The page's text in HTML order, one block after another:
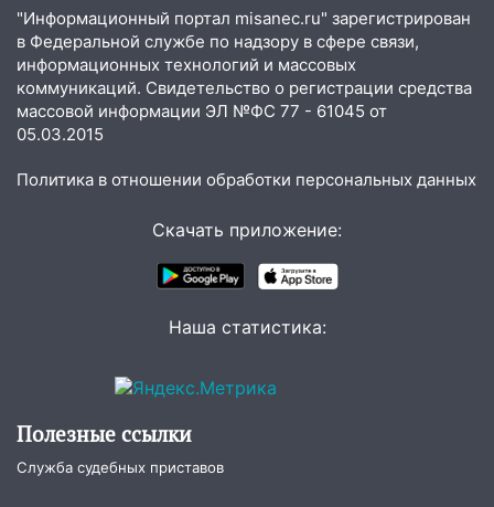
19:34 В следственном управлении
состоялось торжественное
мероприятие, приуроченное к
празднованию Дня сотрудника органов
следствия Российской Федерации
поддержать «Симбирскую чебурашку»
Ульяновская область стала
пилотным регионом проекта
«Культурное долголетие»
Прогноз погоды в Ульяновской
В реанимацию Ульяновской
новых аппаратов ИВЛ
"Информационный портал misanec.ru" зарегистрирован
в Федеральной службе по надзору в сфере связи,
информационных технологий и массовых
коммуникаций. Свидетельство о регистрации средства
массовой информации ЭЛ №ФС 77 - 61045 от
05.03.2015
Политика в отношении обработки персональных данных
Скачать приложение:
Наша статистика:
Полезные ссылки
Служба судебных приставов